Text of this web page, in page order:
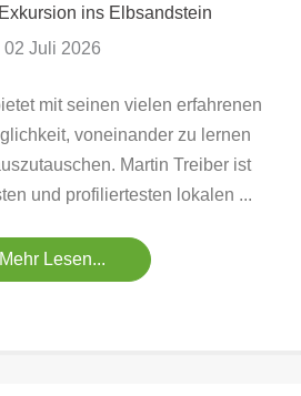
ins Elbsandstein
02 Juli 2026
mit seinen vielen erfahrenen
voneinander zu lernen
Martin Treiber ist
und profiliertesten lokalen ...
Mehr Lesen...